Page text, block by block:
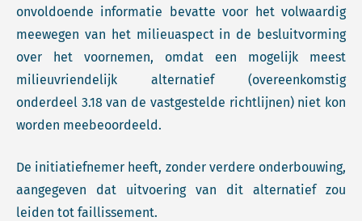
onvoldoende informatie bevatte voor het volwaardig
meewegen van het milieuaspect in de besluitvorming
over het voornemen, omdat een mogelijk meest
milieuvriendelijk alternatief (overeenkomstig
onderdeel 3.18 van de vastgestelde richtlijnen) niet kon
worden meebeoordeeld.
De initiatiefnemer heeft, zonder verdere onderbouwing,
aangegeven dat uitvoering van dit alternatief zou
leiden tot faillissement.